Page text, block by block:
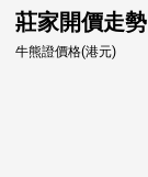
莊家開價走勢
牛熊證價格(港元)